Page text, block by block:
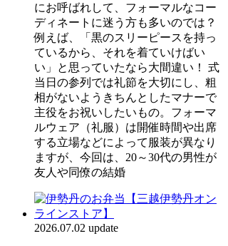
にお呼ばれして、フォーマルなコー
ディネートに迷う方も多いのでは？
例えば、「黒のスリーピースを持っ
ているから、それを着ていけばい
い」と思っていたなら大間違い！ 式
当日の参列では礼節を大切にし、粗
相がないようきちんとしたマナーで
主役をお祝いしたいもの。フォーマ
ルウェア（礼服）は開催時間や出席
する立場などによって服装が異なり
ますが、今回は、20～30代の男性が
友人や同僚の結婚
2026.07.02 update